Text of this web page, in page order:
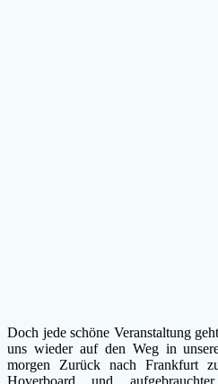
Doch jede schöne Veranstaltung
uns wieder auf den Weg in
morgen Zurück nach Frankfurt